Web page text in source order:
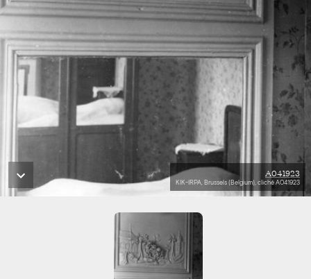
A041923
KIK-IRPA, Brussels (Belgium), cliché A041923